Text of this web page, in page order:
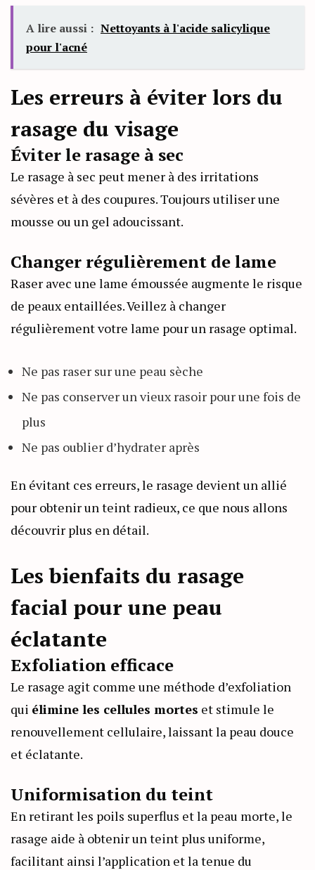
A lire aussi : Nettoyants à l'acide salicylique
pour l'acné
Les erreurs à éviter lors du
rasage du visage
Éviter le rasage à sec
Le rasage à sec peut mener à des irritations
sévères et à des coupures. Toujours utiliser une
mousse ou un gel adoucissant.
Changer régulièrement de lame
Raser avec une lame émoussée augmente le risque
de peaux entaillées. Veillez à changer
régulièrement votre lame pour un rasage optimal.
Ne pas raser sur une peau sèche
Ne pas conserver un vieux rasoir pour une fois de
plus
Ne pas oublier d’hydrater après
En évitant ces erreurs, le rasage devient un allié
pour obtenir un teint radieux, ce que nous allons
découvrir plus en détail.
Les bienfaits du rasage
facial pour une peau
éclatante
Exfoliation efficace
Le rasage agit comme une méthode d’exfoliation
qui élimine les cellules mortes et stimule le
renouvellement cellulaire, laissant la peau douce
et éclatante.
Uniformisation du teint
En retirant les poils superflus et la peau morte, le
rasage aide à obtenir un teint plus uniforme,
facilitant ainsi l’application et la tenue du